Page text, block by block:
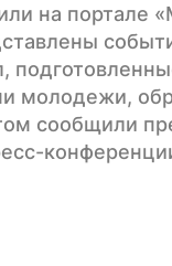
на портале
молодежи,
сообщили